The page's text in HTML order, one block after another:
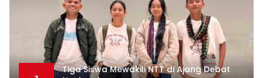
Tiga Siswa Mewakili NTT di Ajang Debat